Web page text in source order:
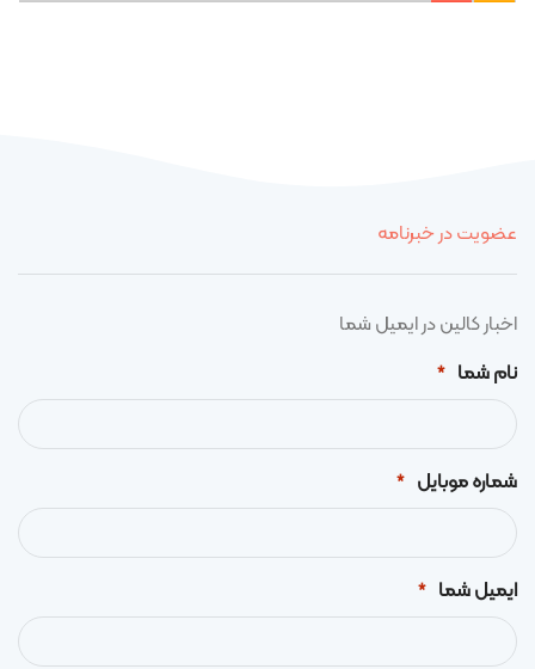
عضویت در خبرنامه
اخبار کالین در ایمیل شما
نام شما
*
شماره موبایل *
ایمیل شما *